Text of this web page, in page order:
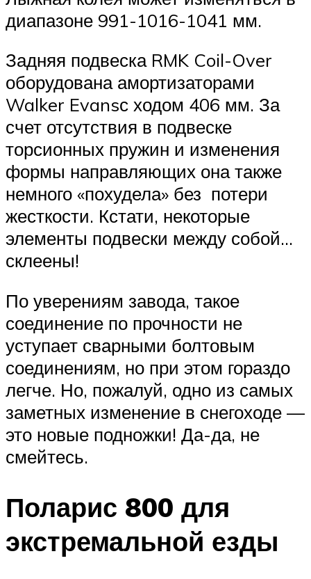
диапазоне 991-1016-1041 мм.
Задняя подвеска RMK Coil-Over
оборудована амортизаторами
Walker Evansс ходом 406 мм. За
счет отсутствия в подвеске
торсионных пружин и изменения
формы направляющих она также
немного «похудела» без потери
жесткости. Кстати, некоторые
элементы подвески между собой…
склеены!
По уверениям завода, такое
соединение по прочности не
уступает сварными болтовым
соединениям, но при этом гораздо
легче. Но, пожалуй, одно из самых
заметных изменение в снегоходе —
это новые подножки! Да-да, не
смейтесь.
Поларис 800 для
экстремальной езды